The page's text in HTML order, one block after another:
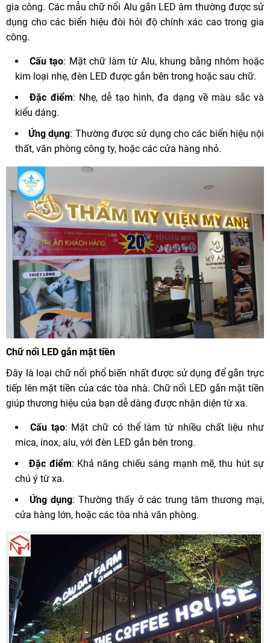
gia công. Các mẫu chữ nổi Alu gắn LED âm thường được sử
dụng cho các biển hiệu đòi hỏi độ chính xác cao trong gia
công.
Cấu tạo: Mặt chữ làm từ Alu, khung bằng nhôm hoặc
kim loại nhẹ, đèn LED được gắn bên trong hoặc sau chữ.
Đặc điểm: Nhẹ, dễ tạo hình, đa dạng về màu sắc và
kiểu dáng.
Ứng dụng: Thường được sử dụng cho các biển hiệu nội
thất, văn phòng công ty, hoặc các cửa hàng nhỏ.
Chữ nổi LED gắn mặt tiền
Đây là loại chữ nổi phổ biến nhất được sử dụng để gắn trực
tiếp lên mặt tiền của các tòa nhà. Chữ nổi LED gắn mặt tiền
giúp thương hiệu của bạn dễ dàng được nhận diện từ xa.
Cấu tạo: Mặt chữ có thể làm từ nhiều chất liệu như
mica, inox, alu, với đèn LED gắn bên trong.
Đặc điểm: Khả năng chiếu sáng mạnh mẽ, thu hút sự
chú ý từ xa.
Ứng dụng: Thường thấy ở các trung tâm thương mại,
cửa hàng lớn, hoặc các tòa nhà văn phòng.